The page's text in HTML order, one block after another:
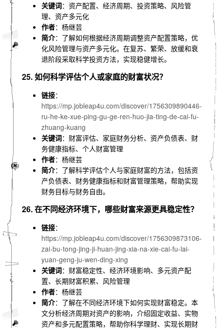
关键词：资产配置、经济周期、投资策略、风险管
理、资产多元化
作者：杨继芸
简介：了解如何根据经济周期调整资产配置策略，优
化风险管理与资产多元化。在复苏、繁荣、放缓和衰
退阶段采取科学投资方法，实现稳健增长。
25. 如何科学评估个人或家庭的财富状况？
链接：
https://mp.jobleap4u.com/discover/1756309890446-
ru-he-ke-xue-ping-gu-ge-ren-huo-jia-ting-de-cai-fu-
zhuang-kuang
关键词：财富评估、家庭财务分析、资产负债表、财
务健康指标、个人财富管理
作者：杨继芸
简介：了解科学评估个人与家庭财富的方法，包括资
产负债表、财务健康指标和财富管理策略，帮助实现
财务目标与财务自由。
26. 在不同经济环境下，哪些财富来源更具稳定性？
链接：
https://mp.jobleap4u.com/discover/1756309873106-
zai-bu-tong-jing-ji-huan-jing-xia-na-xie-cai-fu-lai-
yuan-geng-ju-wen-ding-xing
关键词：财富稳定性、经济环境影响、多元资产配
置、长期财富积累、风险管理
作者：杨继芸
简介：了解在不同经济环境下如何实现财富稳定。本
文分析经济周期对资产的影响，介绍固定收益、实物
资产和多元配置策略，帮助你科学理财、实现长期财